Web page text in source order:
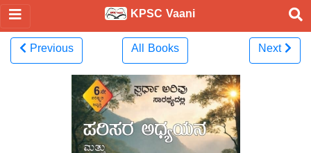
KPSC Vaani
Previous All Books Next